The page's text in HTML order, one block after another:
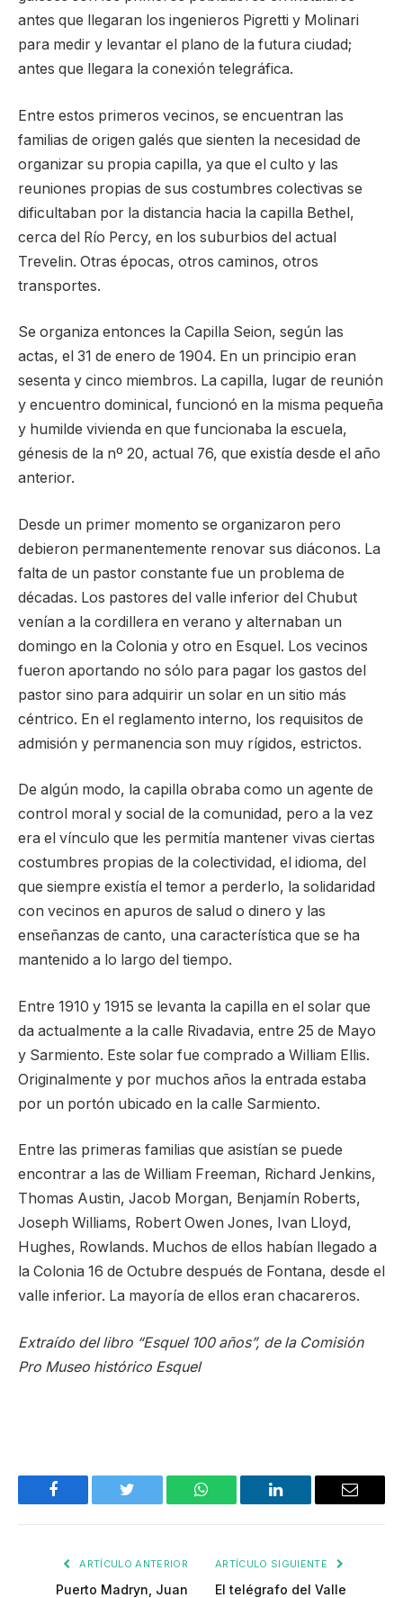
antes que llegaran los ingenieros Pigretti y Molinari
para medir y levantar el plano de la futura ciudad;
antes que llegara la conexión telegráfica.
Entre estos primeros vecinos, se encuentran las
familias de origen galés que sienten la necesidad de
organizar su propia capilla, ya que el culto y las
reuniones propias de sus costumbres colectivas se
dificultaban por la distancia hacia la capilla Bethel,
cerca del Río Percy, en los suburbios del actual
Trevelin. Otras épocas, otros caminos, otros
transportes.
Se organiza entonces la Capilla Seion, según las
actas, el 31 de enero de 1904. En un principio eran
sesenta y cinco miembros. La capilla, lugar de reunión
y encuentro dominical, funcionó en la misma pequeña
y humilde vivienda en que funcionaba la escuela,
génesis de la nº 20, actual 76, que existía desde el año
anterior.
Desde un primer momento se organizaron pero
debieron permanentemente renovar sus diáconos. La
falta de un pastor constante fue un problema de
décadas. Los pastores del valle inferior del Chubut
venían a la cordillera en verano y alternaban un
domingo en la Colonia y otro en Esquel. Los vecinos
fueron aportando no sólo para pagar los gastos del
pastor sino para adquirir un solar en un sitio más
céntrico. En el reglamento interno, los requisitos de
admisión y permanencia son muy rígidos, estrictos.
De algún modo, la capilla obraba como un agente de
control moral y social de la comunidad, pero a la vez
era el vínculo que les permitía mantener vivas ciertas
costumbres propias de la colectividad, el idioma, del
que siempre existía el temor a perderlo, la solidaridad
con vecinos en apuros de salud o dinero y las
enseñanzas de canto, una característica que se ha
mantenido a lo largo del tiempo.
Entre 1910 y 1915 se levanta la capilla en el solar que
da actualmente a la calle Rivadavia, entre 25 de Mayo
y Sarmiento. Este solar fue comprado a William Ellis.
Originalmente y por muchos años la entrada estaba
por un portón ubicado en la calle Sarmiento.
Entre las primeras familias que asistían se puede
encontrar a las de William Freeman, Richard Jenkins,
Thomas Austin, Jacob Morgan, Benjamín Roberts,
Joseph Williams, Robert Owen Jones, Ivan Lloyd,
Hughes, Rowlands. Muchos de ellos habían llegado a
la Colonia 16 de Octubre después de Fontana, desde el
valle inferior. La mayoría de ellos eran chacareros.
Extraído del libro “Esquel 100 años”, de la Comisión
Pro Museo histórico Esquel
Facebook Twitter WhatsApp LinkedIn Email
ARTÍCULO ANTERIOR
Puerto Madryn, Juan
ARTÍCULO SIGUIENTE
El telégrafo del Valle